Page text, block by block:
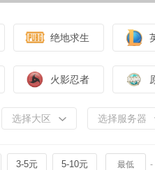
绝地求生
火影忍者
选择大区 选择服务器
3-5元 5-10元 -